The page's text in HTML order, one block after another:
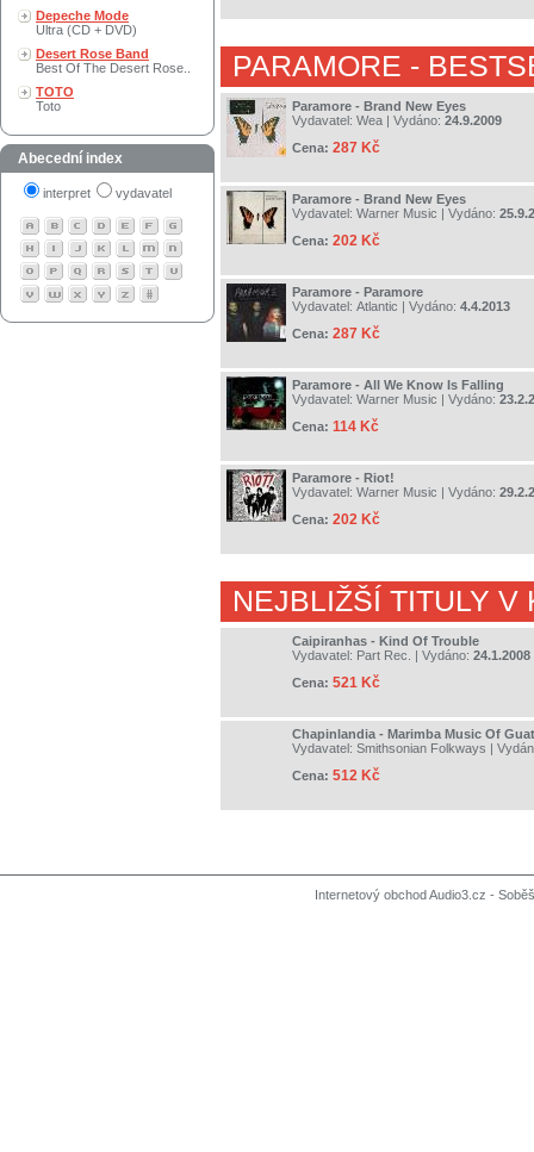
Depeche Mode
Ultra (CD + DVD)
Desert Rose Band
Best Of The Desert Rose..
TOTO
Toto
Abecední index
interpret vydavatel
PARAMORE -
Paramore - Brand New Eyes
Vydavatel: Wea | Vydáno: 24.9.2009
Cena: 287 Kč
Paramore - Brand New Eyes
Vydavatel: Warner Music | Vydáno:
Cena: 202 Kč
Paramore - Paramore
Vydavatel: Atlantic | Vydáno: 4.4.2013
Cena: 287 Kč
Paramore - All We Know Is Falling
Vydavatel: Warner Music | Vydáno:
Cena: 114 Kč
Paramore - Riot!
Vydavatel: Warner Music | Vydáno:
Cena: 202 Kč
NEJBLIŽŠÍ TITULY V
Caipiranhas - Kind Of Trouble
Vydavatel: Part Rec. | Vydáno: 24.1.2008
Cena: 521 Kč
Chapinlandia - Marimba Music Of
Vydavatel: Smithsonian Folkways |
Cena: 512 Kč
Internetový obchod Audio3.cz -